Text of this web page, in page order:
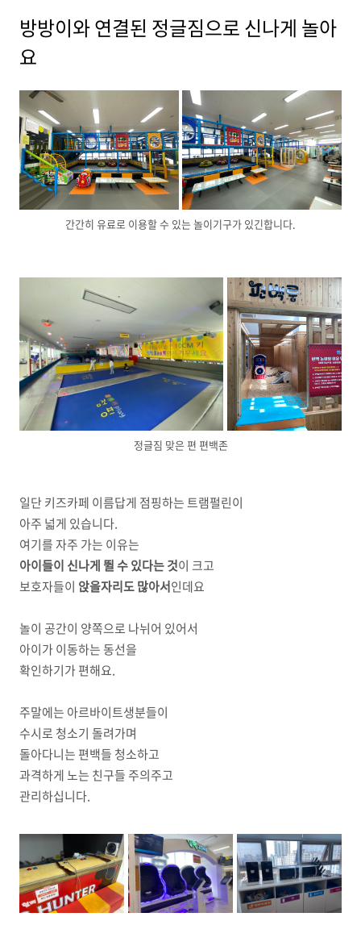
방방이와 연결된 정글짐으로 신나게 놀아
요
간간히 유료로 이용할 수 있는 놀이기구가 있긴합니다.
정글짐 맞은 편 편백존
일단 키즈카페 이름답게 점핑하는 트램펄린이
아주 넓게 있습니다.
여기를 자주 가는 이유는
아이들이 신나게 뛸 수 있다는 것이 크고
보호자들이 앉을자리도 많아서인데요
놀이 공간이 양쪽으로 나뉘어 있어서
아이가 이동하는 동선을
확인하기가 편해요.
주말에는 아르바이트생분들이
수시로 청소기 돌려가며
돌아다니는 편백들 청소하고
과격하게 노는 친구들 주의주고
관리하십니다.